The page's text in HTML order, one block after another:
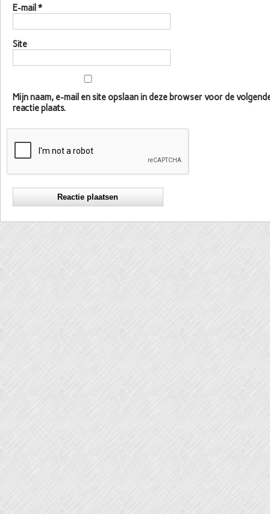
E-mail *
Site
Mijn naam, e-mail en site opslaan in deze browser voor de
reactie plaats.